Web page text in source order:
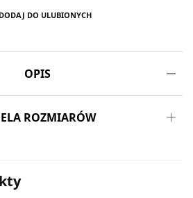
DODAJ DO ULUBIONYCH
OPIS
ROZMIARÓW